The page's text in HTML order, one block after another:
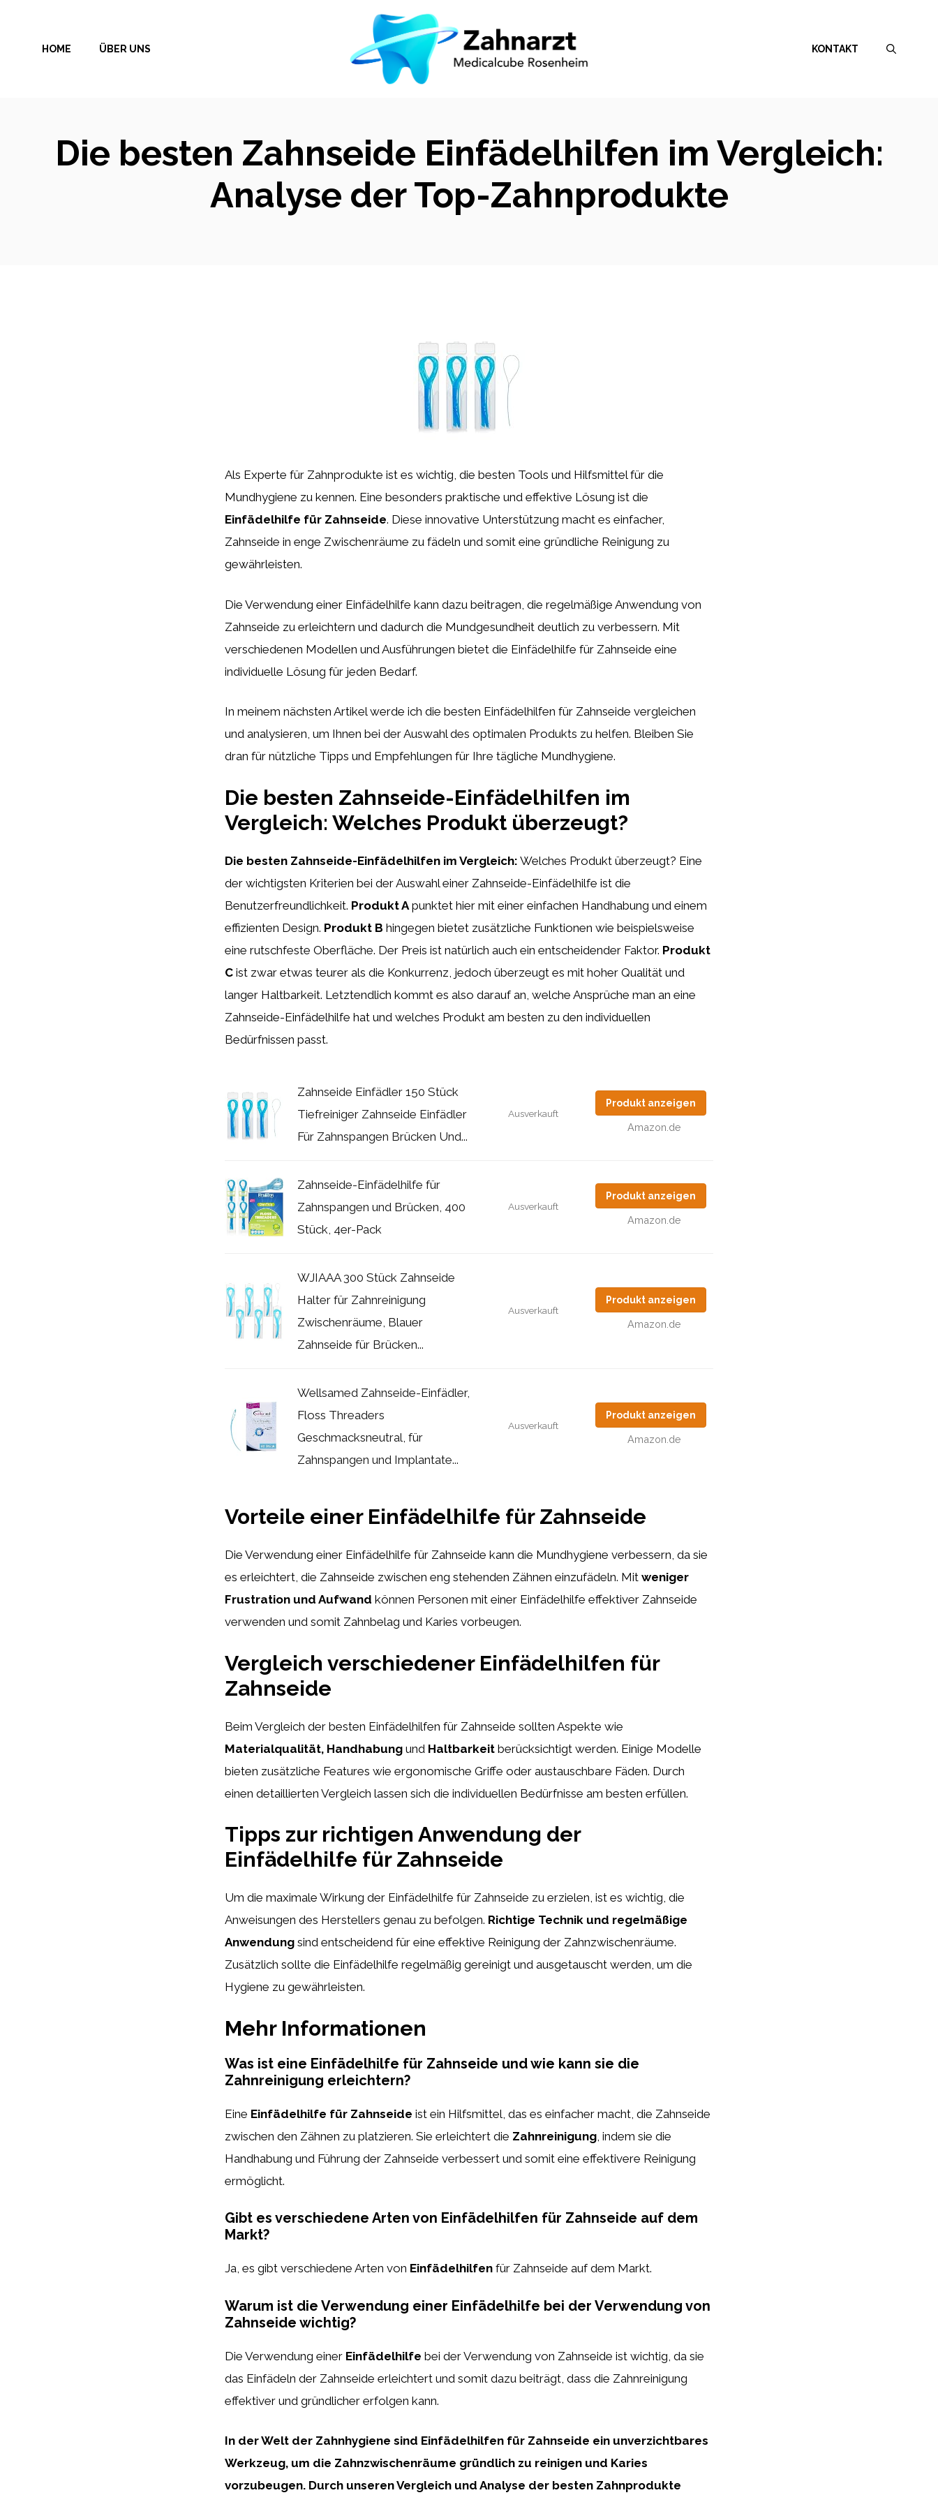
springenHOME ÜBER UNS KONTAKT
Die besten Zahnseide Einfädelhilfen im Vergleich:
Analyse der Top-Zahnprodukte
Als Experte für Zahnprodukte ist es wichtig, die besten Tools und Hilfsmittel für die
Mundhygiene zu kennen. Eine besonders praktische und effektive Lösung ist die
Einfädelhilfe für Zahnseide. Diese innovative Unterstützung macht es einfacher,
Zahnseide in enge Zwischenräume zu fädeln und somit eine gründliche Reinigung zu
gewährleisten.
Die Verwendung einer Einfädelhilfe kann dazu beitragen, die regelmäßige Anwendung von
Zahnseide zu erleichtern und dadurch die Mundgesundheit deutlich zu verbessern. Mit
verschiedenen Modellen und Ausführungen bietet die Einfädelhilfe für Zahnseide eine
individuelle Lösung für jeden Bedarf.
In meinem nächsten Artikel werde ich die besten Einfädelhilfen für Zahnseide vergleichen
und analysieren, um Ihnen bei der Auswahl des optimalen Produkts zu helfen. Bleiben Sie
dran für nützliche Tipps und Empfehlungen für Ihre tägliche Mundhygiene.
Die besten Zahnseide-Einfädelhilfen im
Vergleich: Welches Produkt überzeugt?
Die besten Zahnseide-Einfädelhilfen im Vergleich: Welches Produkt überzeugt? Eine
der wichtigsten Kriterien bei der Auswahl einer Zahnseide-Einfädelhilfe ist die
Benutzerfreundlichkeit. Produkt A punktet hier mit einer einfachen Handhabung und einem
effizienten Design. Produkt B hingegen bietet zusätzliche Funktionen wie beispielsweise
eine rutschfeste Oberfläche. Der Preis ist natürlich auch ein entscheidender Faktor. Produkt
C ist zwar etwas teurer als die Konkurrenz, jedoch überzeugt es mit hoher Qualität und
langer Haltbarkeit. Letztendlich kommt es also darauf an, welche Ansprüche man an eine
Zahnseide-Einfädelhilfe hat und welches Produkt am besten zu den individuellen
Bedürfnissen passt.
Zahnseide Einfädler 150 Stück
Tiefreiniger Zahnseide Einfädler
Für Zahnspangen Brücken Und...
Ausverkauft
Produkt anzeigen
Amazon.de
Zahnseide-Einfädelhilfe für
Zahnspangen und Brücken, 400
Stück, 4er-Pack
Ausverkauft
Produkt anzeigen
Amazon.de
WJIAAA 300 Stück Zahnseide
Halter für Zahnreinigung
Zwischenräume, Blauer
Zahnseide für Brücken...
Ausverkauft
Produkt anzeigen
Amazon.de
Wellsamed Zahnseide-Einfädler,
Floss Threaders
Geschmacksneutral, für
Zahnspangen und Implantate...
Ausverkauft
Produkt anzeigen
Amazon.de
Vorteile einer Einfädelhilfe für Zahnseide
Die Verwendung einer Einfädelhilfe für Zahnseide kann die Mundhygiene verbessern, da sie
es erleichtert, die Zahnseide zwischen eng stehenden Zähnen einzufädeln. Mit weniger
Frustration und Aufwand können Personen mit einer Einfädelhilfe effektiver Zahnseide
verwenden und somit Zahnbelag und Karies vorbeugen.
Vergleich verschiedener Einfädelhilfen für
Zahnseide
Beim Vergleich der besten Einfädelhilfen für Zahnseide sollten Aspekte wie
Materialqualität, Handhabung und Haltbarkeit berücksichtigt werden. Einige Modelle
bieten zusätzliche Features wie ergonomische Griffe oder austauschbare Fäden. Durch
einen detaillierten Vergleich lassen sich die individuellen Bedürfnisse am besten erfüllen.
Tipps zur richtigen Anwendung der
Einfädelhilfe für Zahnseide
Um die maximale Wirkung der Einfädelhilfe für Zahnseide zu erzielen, ist es wichtig, die
Anweisungen des Herstellers genau zu befolgen. Richtige Technik und regelmäßige
Anwendung sind entscheidend für eine effektive Reinigung der Zahnzwischenräume.
Zusätzlich sollte die Einfädelhilfe regelmäßig gereinigt und ausgetauscht werden, um die
Hygiene zu gewährleisten.
Mehr Informationen
Was ist eine Einfädelhilfe für Zahnseide und wie kann sie die
Zahnreinigung erleichtern?
Eine Einfädelhilfe für Zahnseide ist ein Hilfsmittel, das es einfacher macht, die Zahnseide
zwischen den Zähnen zu platzieren. Sie erleichtert die Zahnreinigung , indem sie die
Handhabung und Führung der Zahnseide verbessert und somit eine effektivere Reinigung
ermöglicht.
Gibt es verschiedene Arten von Einfädelhilfen für Zahnseide auf dem
Markt?
Ja, es gibt verschiedene Arten von Einfädelhilfen für Zahnseide auf dem Markt.
Warum ist die Verwendung einer Einfädelhilfe bei der Verwendung von
Zahnseide wichtig?
Die Verwendung einer Einfädelhilfe bei der Verwendung von Zahnseide ist wichtig, da sie
das Einfädeln der Zahnseide erleichtert und somit dazu beiträgt, dass die Zahnreinigung
effektiver und gründlicher erfolgen kann.
In der Welt der Zahnhygiene sind Einfädelhilfen für Zahnseide ein unverzichtbares
Werkzeug, um die Zahnzwischenräume gründlich zu reinigen und Karies
vorzubeugen. Durch unseren Vergleich und Analyse der besten Zahnprodukte